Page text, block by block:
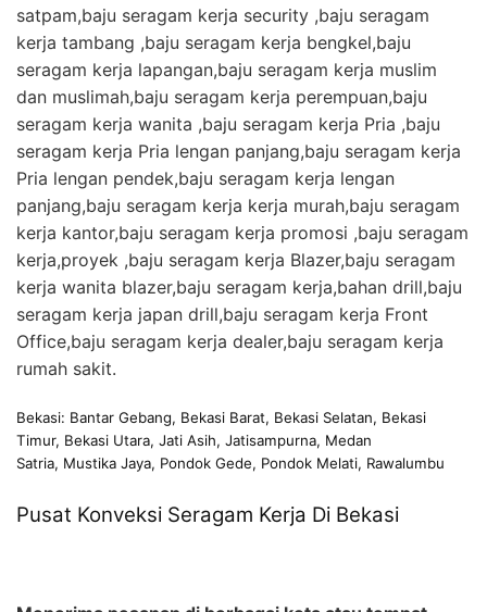
satpam,baju seragam kerja security ,baju seragam
kerja tambang ,baju seragam kerja bengkel,baju
seragam kerja lapangan,baju seragam kerja muslim
dan muslimah,baju seragam kerja perempuan,baju
seragam kerja wanita ,baju seragam kerja Pria ,baju
seragam kerja Pria lengan panjang,baju seragam kerja
Pria lengan pendek,baju seragam kerja lengan
panjang,baju seragam kerja kerja murah,baju seragam
kerja kantor,baju seragam kerja promosi ,baju seragam
kerja,proyek ,baju seragam kerja Blazer,baju seragam
kerja wanita blazer,baju seragam kerja,bahan drill,baju
seragam kerja japan drill,baju seragam kerja Front
Office,baju seragam kerja dealer,baju seragam kerja
rumah sakit.
Bekasi: Bantar Gebang, Bekasi Barat, Bekasi Selatan, Bekasi
Timur, Bekasi Utara, Jati Asih, Jatisampurna, Medan
Satria, Mustika Jaya, Pondok Gede, Pondok Melati, Rawalumbu
Pusat Konveksi Seragam Kerja Di Bekasi